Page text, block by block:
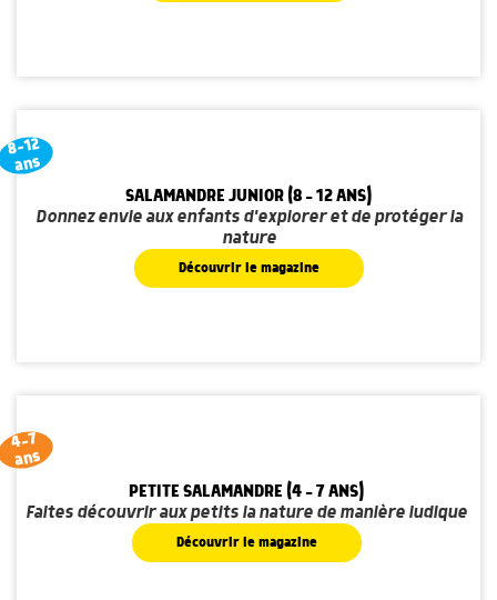
8-12
ans
SALAMANDRE JUNIOR (8 - 12 ANS)
Donnez envie aux enfants d'explorer et de protéger la
nature
Découvrir le magazine
4-7
ans
PETITE SALAMANDRE (4 - 7 ANS)
Faites découvrir aux petits la nature de manière ludique
Découvrir le magazine